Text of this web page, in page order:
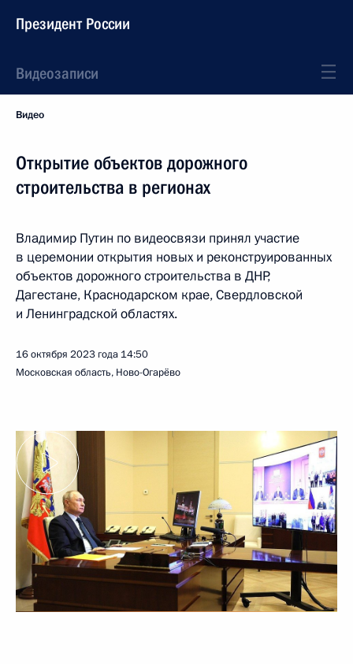
Президент России
Видеозаписи
Видео
Открытие объектов дорожного
строительства в регионах
Владимир Путин по видеосвязи принял участие
в церемонии открытия новых и реконструированных
объектов дорожного строительства в ДНР,
Дагестане, Краснодарском крае, Свердловской
и Ленинградской областях.
16 октября 2023 года 14:50
Московская область, Ново-Огарёво